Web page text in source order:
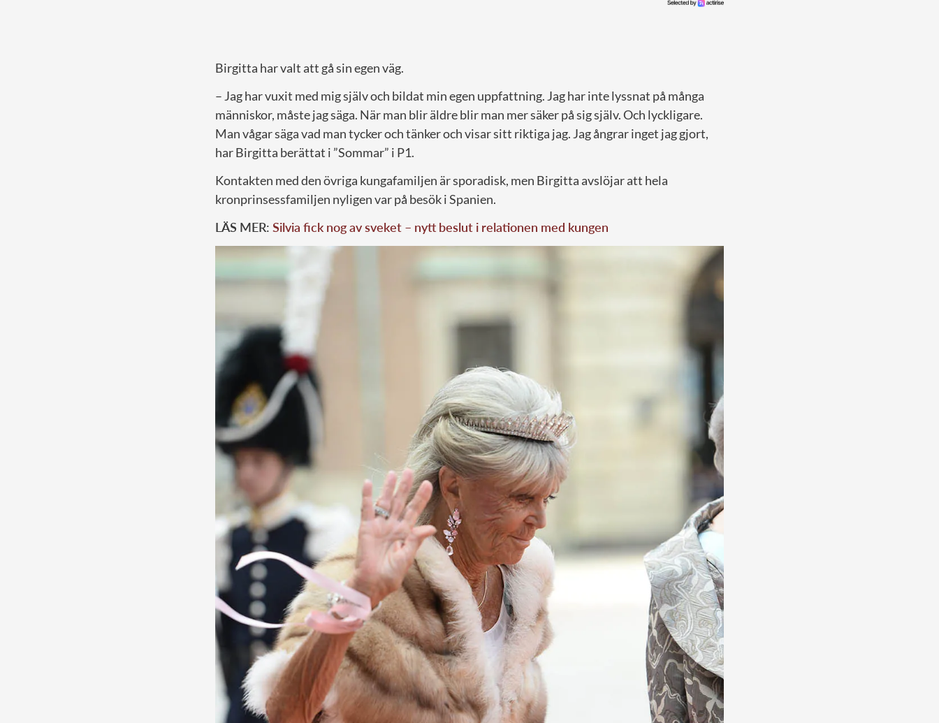
Birgitta har valt att gå sin egen väg.
– Jag har vuxit med mig själv och bildat min egen uppfattning. Jag har inte lyssnat på många
människor, måste jag säga. När man blir äldre blir man mer säker på sig själv. Och lyckligare.
Man vågar säga vad man tycker och tänker och visar sitt riktiga jag. Jag ångrar inget jag gjort,
har Birgitta berättat i ”Sommar” i P1.
Kontakten med den övriga kungafamiljen är sporadisk, men Birgitta avslöjar att hela
kronprinsessfamiljen nyligen var på besök i Spanien.
LÄS MER: Silvia fick nog av sveket – nytt beslut i relationen med kungen